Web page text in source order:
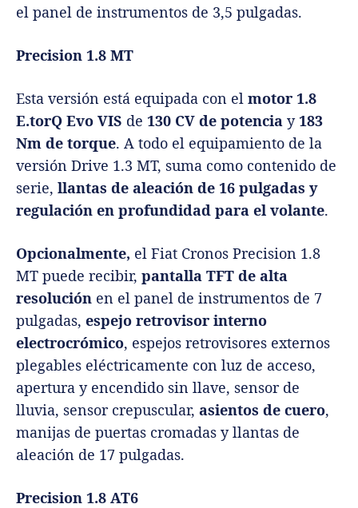
el panel de instrumentos de 3,5 pulgadas.
Precision 1.8 MT
Esta versión está equipada con el motor 1.8
E.torQ Evo VIS de 130 CV de potencia y183
Nm de torque. A todo el equipamiento de la
versión Drive 1.3 MT, suma como contenido de
serie, llantas de aleación de 16 pulgadas y
regulación en profundidad para el volante.
Opcionalmente, el Fiat Cronos Precision 1.8
MT puede recibir, pantalla TFT de alta
resolución en el panel de instrumentos de 7
pulgadas, espejo retrovisor interno
electrocrómico, espejos retrovisores externos
plegables eléctricamente con luz de acceso,
apertura y encendido sin llave, sensor de
lluvia, sensor crepuscular, asientos de cuero,
manijas de puertas cromadas y llantas de
aleación de 17 pulgadas.
Precision 1.8 AT6